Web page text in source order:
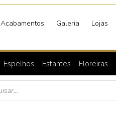
Acabamentos Galeria Lojas
Espelhos Estantes Floreiras